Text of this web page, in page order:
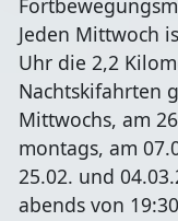
Jeden Mittwoch
Uhr die 2,2
Nachtskifahrten
Mittwochs, am
montags, am
25.02. und
abends von